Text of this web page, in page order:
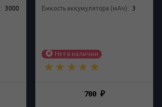
: 3000 Емкость аккумулятора (мАч): 3
Нет в наличии
700 ₽